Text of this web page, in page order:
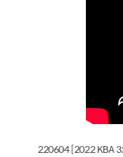
220604 [2022 KBA